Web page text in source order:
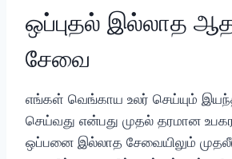
ஒப்புதல் இல்லாத
சேவை
எங்கள் வெங்காய உலர் செய்யும்
செய்வது என்பது முதல் தரமான
ஒப்பனை இல்லாத சேவையிலும்